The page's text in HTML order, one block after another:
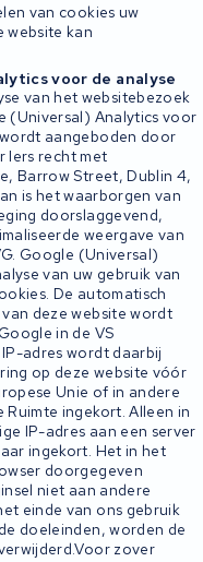
van cookies uw
website kan
voor de analyse
van het websitebezoek
(Universal) Analytics voor
aangeboden door
Iers recht met
Barrow Street, Dublin 4,
is het waarborgen van
doorslaggevend,
weergave van
Google (Universal)
van uw gebruik van
De automatisch
deze website wordt
in de VS
adres wordt daarbij
op deze website vóór
Unie of in andere
ingekort. Alleen in
IP-adres aan een server
ingekort. Het in het
doorgegeven
niet aan andere
einde van ons gebruik
doeleinden, worden de
zover